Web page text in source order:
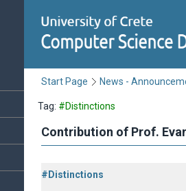
Start Page News -
Tag: #Distinctions
Contribution of Prof.
#Distinctions